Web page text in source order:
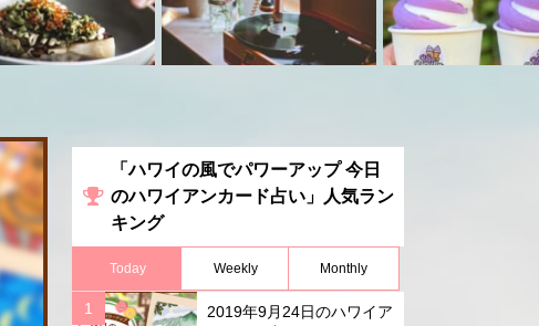
カ
フ
ェ
イ
「ハワイの風でパワーアップ 今日
のハワイアンカード占い」人気ラン
キング
Today Weekly Monthly
2019年9月24日のハワイア